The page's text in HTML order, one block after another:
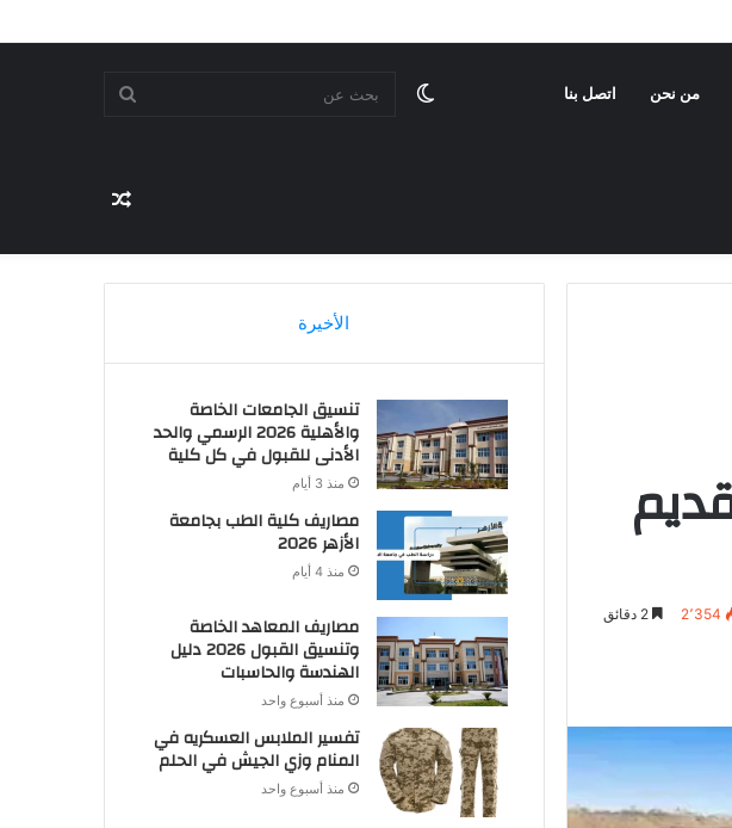
من نحن اتصل بنا بحث
عن
الوضع
مقال
2٬354
الأخيرة
تنسيق الجامعات الخاصة
والأهلية 2026 الرسمي والحد
الأدنى للقبول في كل كلية
منذ 3 أيام
مصاريف كلية الطب بجامعة
الأزهر 2026
منذ 4 أيام
مصاريف المعاهد الخاصة
وتنسيق القبول 2026 دليل
الهندسة والحاسبات
منذ أسبوع واحد
تفسير الملابس العسكريه في
المنام وزي الجيش في الحلم
منذ أسبوع واحد